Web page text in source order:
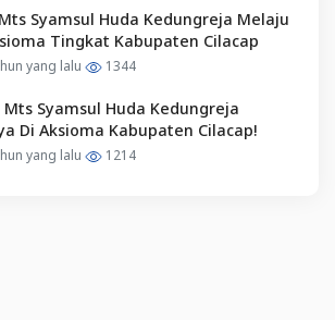
Syamsul Huda Kedungreja Melaju
Tingkat Kabupaten Cilacap
yang lalu 1344
Mts Syamsul Huda Kedungreja
Di Aksioma Kabupaten Cilacap!
yang lalu 1214